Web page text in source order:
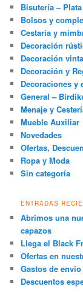
Bisutería – Plata
Bolsos y
Cestaría y
Decoración
Decoración
Decoración y
Decoraciones y
General –
Menaje y
Mueble Auxiliar
Novedades
Ofertas,
Ropa y Moda
Sin categoría
ENTRADAS
Abrimos una
capazos
Llega el Black
Ofertas en
Gastos de
Descuentos